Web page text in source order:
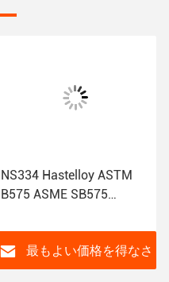
NS334 Hastelloy ASTM
B575 ASME SB575
ヤシートの管の管の版
最もよい価格を得なさ